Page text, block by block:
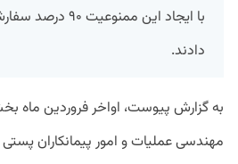
با ایجاد این
دادند.
به گزارش پیوست، اواخر فروردین ماه
مهندسی عملیات و امور پیمانکاران